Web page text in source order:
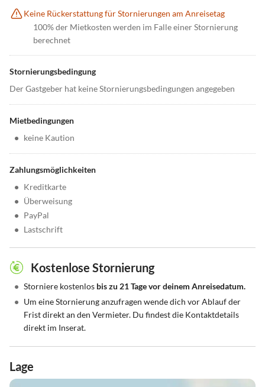
Keine Rückerstattung für Stornierungen am Anreisetag
100% der Mietkosten werden im Falle einer Stornierung
berechnet
Stornierungsbedingung
Der Gastgeber hat keine Stornierungsbedingungen angegeben
Mietbedingungen
• keine Kaution
Zahlungsmöglichkeiten
• Kreditkarte
• Überweisung
• PayPal
• Lastschrift
Kostenlose Stornierung
• Storniere kostenlos bis zu 21 Tage vor deinem Anreisedatum.
• Um eine Stornierung anzufragen wende dich vor Ablauf der
Frist direkt an den Vermieter. Du findest die Kontaktdetails
direkt im Inserat.
Lage